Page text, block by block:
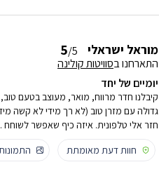
מוראל ישראלי 5/5
התארחנו בסוויטות קולינה
יומיים של יחד
קיבלנו חדר מרווח, מואר, מעוצב בטעם טוב,
גדולה עם מזרן טוב (לא רך מידי לא קשה
חזר אלי טלפונית. איזה כיף שאפשר
חוות דעת מאומתת